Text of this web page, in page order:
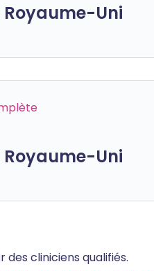
Uni
Uni
cliniciens qualifiés.